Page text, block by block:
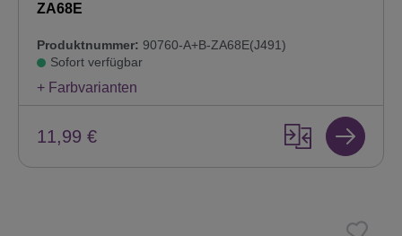
ZA68E
Produktnummer: 90760-A+B-ZA68E(J491)
Sofort verfügbar
+ Farbvarianten
11,99 €